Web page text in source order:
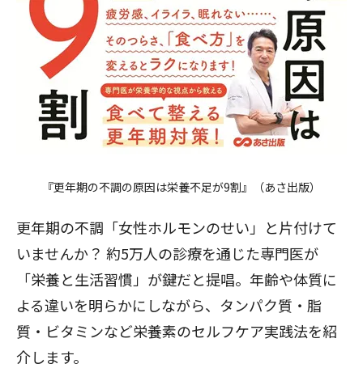
『更年期の不調の原因は栄養不足が9割』（あさ出版）
更年期の不調「女性ホルモンのせい」と片付けて
いませんか？ 約5万人の診療を通じた専門医が
「栄養と生活習慣」が鍵だと提唱。年齢や体質に
よる違いを明らかにしながら、タンパク質・脂
質・ビタミンなど栄養素のセルフケア実践法を紹
介します。